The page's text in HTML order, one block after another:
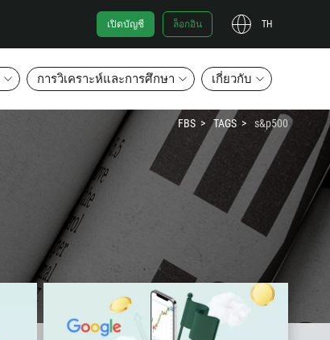
เปิดบัญชี ล็อกอิน TH
การวิเคราะห์และการศึกษา เกี่ยวกับ
FBS TAGS s&p500